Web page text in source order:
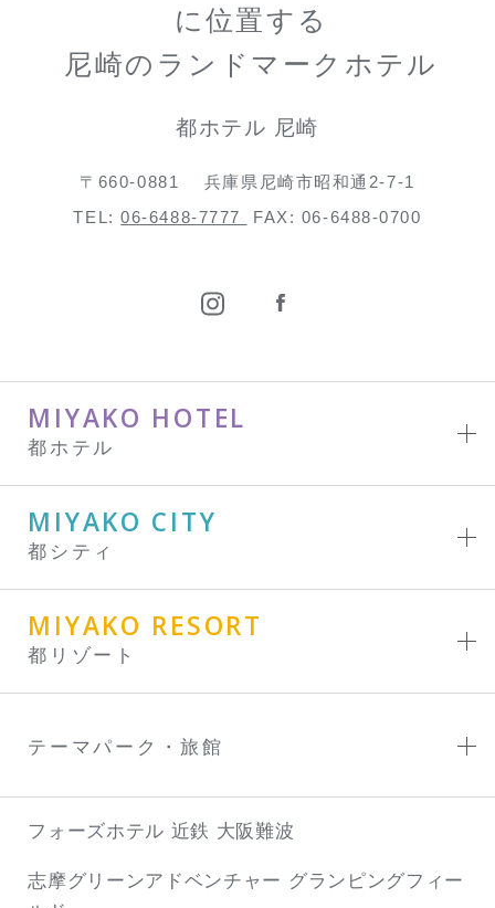
に位置する
尼崎のランドマークホテル
都ホテル 尼崎
〒660-0881
兵庫県尼崎市昭和通2-7-1
TEL:06-6488-7777 FAX: 06-6488-0700
MIYAKO HOTEL
都ホテル
MIYAKO CITY
都シティ
MIYAKO RESORT
都リゾート
テーマパーク・旅館
フォーズホテル 近鉄 大阪難波
志摩グリーンアドベンチャー グランピングフィー